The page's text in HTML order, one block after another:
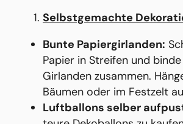
Selbstgemachte
Bunte Papiergirlanden:
Papier in Streifen und binde
Girlanden zusammen.
Bäumen oder im Festzelt
Luftballons selber